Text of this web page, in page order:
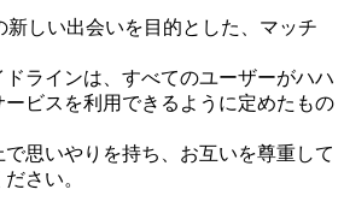
新しい出会いを目的とした、マッチ
ラインは、すべてのユーザーがハハ
ービスを利用できるように定めたもの
思いやりを持ち、お互いを尊重して
さい。